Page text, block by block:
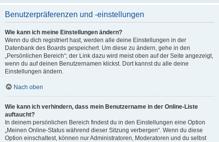
Benutzerpräferenzen und -einstellungen
Wie kann ich meine Einstellungen ändern?
Wenn du dich registriert hast, werden alle deine Einstellungen in der
Datenbank des Boards gespeichert. Um diese zu ändern, gehe in den
„Persönlichen Bereich“; der Link dazu wird meist oben auf der Seite angezeigt,
wenn du auf deinen Benutzernamen klickst. Dort kannst du alle deine
Einstellungen ändern.
Nach oben
Wie kann ich verhindern, dass mein Benutzername in der Online-Liste
auftaucht?
In deinem persönlichen Bereich findest du in den Einstellungen eine Option
„Meinen Online-Status während dieser Sitzung verbergen“. Wenn du diese
Option einschaltest, können nur Administratoren, Moderatoren und du selbst